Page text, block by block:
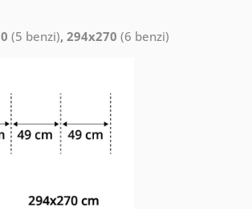
(5 benzi), 294x270 (6 benzi)